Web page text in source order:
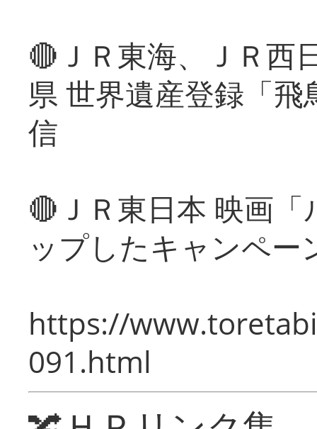
🔴ＪＲ東海、ＪＲ西
県 世界遺産登録「
信
🔴ＪＲ東日本 映画
ップしたキャンペー
https://
091.html